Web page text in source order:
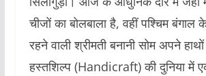
चीजों का बोलबाला है, वहीं पश्चिम बंगाल
रहने वाली श्रीमती बनानी सोम अपने
हस्तशिल्प (Handicraft) की दुनिया में